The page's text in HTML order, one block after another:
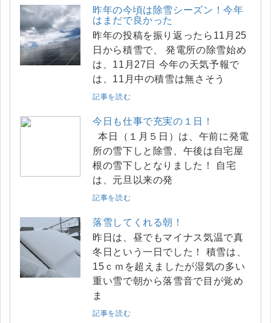
昨年の今頃は除雪シーズン！今年
はまだで良かった
昨年の投稿を振り返ったら11月25
日から積雪で、 発電所の除雪始め
は、11月27日 今年の天気予報で
は、11月中の積雪は無さそう
記事を読む
今日も仕事で充実の１日！
本日（１月５日）は、午前に発電
所の雪下しと除雪、午後は自宅屋
根の雪下しとなりました！ 自宅
は、元旦以来の発
記事を読む
落雪してくれる朝！
昨日は、昼でもマイナス気温で真
冬日という一日でした！ 積雪は、
15ｃｍを超えましたが湿気の多い
重い雪で朝から落雪音で目が覚め
ま
記事を読む